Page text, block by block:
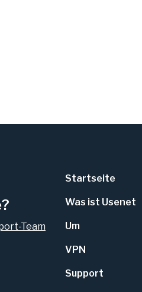
Team
Startseite
Was ist Usenet
Um
VPN
Support